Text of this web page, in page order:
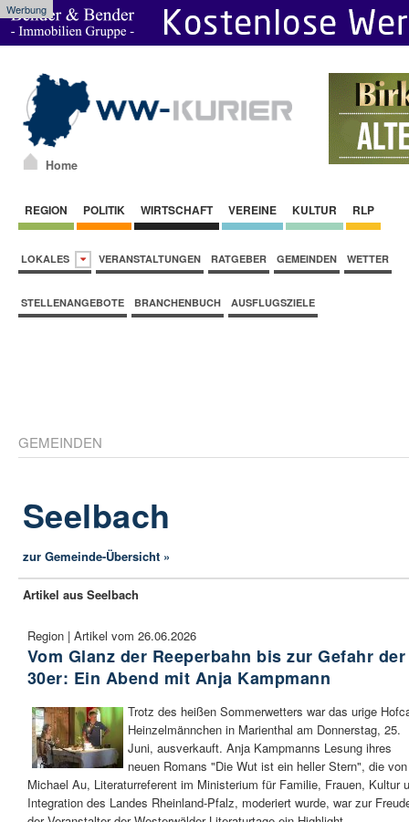
Werbung
Home
REGION POLITIK WIRTSCHAFT VEREINE KULTUR RLP
LOKALES VERANSTALTUNGEN RATGEBER GEMEINDEN WETTER
STELLENANGEBOTE BRANCHENBUCH AUSFLUGSZIELE
GEMEINDEN
Seelbach
zur Gemeinde-Übersicht »
Artikel aus Seelbach
Region | Artikel vom 26.06.2026
Vom Glanz der Reeperbahn bis zur Gefahr der
30er: Ein Abend mit Anja Kampmann
Trotz des heißen Sommerwetters war das urige
Heinzelmännchen in Marienthal am Donnerstag, 25.
Juni, ausverkauft. Anja Kampmanns Lesung ihres
neuen Romans "Die Wut ist ein heller Stern", die von
Michael Au, Literaturreferent im Ministerium für Familie, Frauen, Kultur
Integration des Landes Rheinland-Pfalz, moderiert wurde, war zur